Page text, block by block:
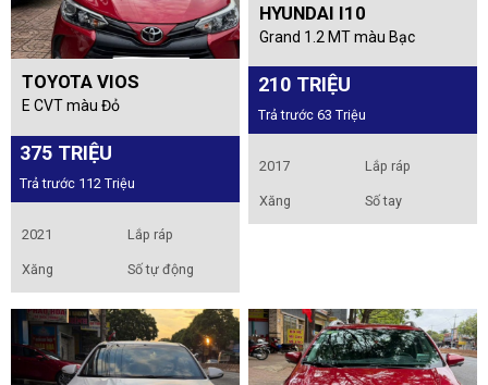
TOYOTA VIOS
E CVT màu Đỏ
375 TRIỆU
Trả trước 112 Triệu
2021 Lắp ráp
Xăng Số tự động
HYUNDAI I10
Grand 1.2 MT màu Bạc
210 TRIỆU
Trả trước 63 Triệu
2017 Lắp ráp
Xăng Số tay